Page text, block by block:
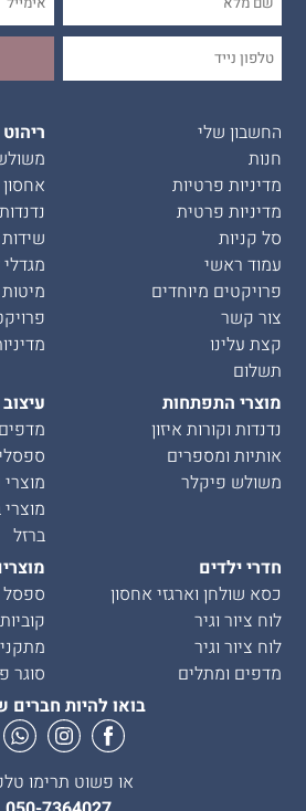
החשבון שלי
חנות
מדיניות פרטיות
מדיניות פרטית
סל קניות
עמוד ראשי
פרויקטים מיוחדים
צור קשר
קצת עלינו
תשלום
מיטות
מוצרי התפתחות
נדנדות וקורות איזון
אותיות ומספרים
משולש פיקלר
מדפים
מוצרי
מוצרי
ברזל
חדרי ילדים
כסא שולחן וארגזי אחסון
לוח ציור וגיר
לוח ציור וגיר
מדפים ומתלים
ספסל
סוגר
בואו להיות חברים
או פשוט תרימו